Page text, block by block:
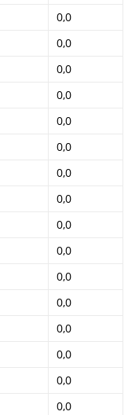
0,0
0,0
0,0
0,0
0,0
0,0
0,0
0,0
0,0
0,0
0,0
0,0
0,0
0,0
0,0
0,0